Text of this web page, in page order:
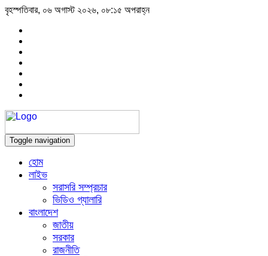
বৃহস্পতিবার, ০৬ অগাস্ট ২০২৬, ০৮:১৫ অপরাহ্ন
Toggle navigation
হোম
লাইভ
সরাসরি সম্প্রচার
ভিডিও গ্যালারি
বাংলাদেশ
জাতীয়
সরকার
রাজনীতি